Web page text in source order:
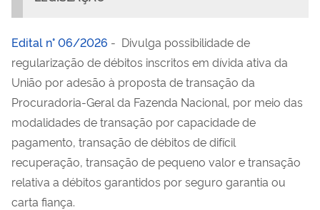
Edital n° 06/2026 - Divulga possibilidade de
regularização de débitos inscritos em dívida ativa da
União por adesão à proposta de transação da
Procuradoria-Geral da Fazenda Nacional, por meio das
modalidades de transação por capacidade de
pagamento, transação de débitos de difícil
recuperação, transação de pequeno valor e transação
relativa a débitos garantidos por seguro garantia ou
carta fiança.